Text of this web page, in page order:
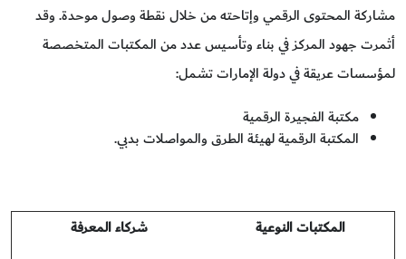
مشاركة المحتوى الرقمي وإتاحته من خلال نقطة وصول موحدة. وقد
أثمرت جهود المركز في بناء وتأسيس عدد من المكتبات المتخصصة
لمؤسسات عريقة في دولة الإمارات تشمل:
مكتبة الفجيرة الرقمية
المكتبة الرقمية لهيئة الطرق والمواصلات بدبي.
المكتبات النوعية شركاء المعرفة